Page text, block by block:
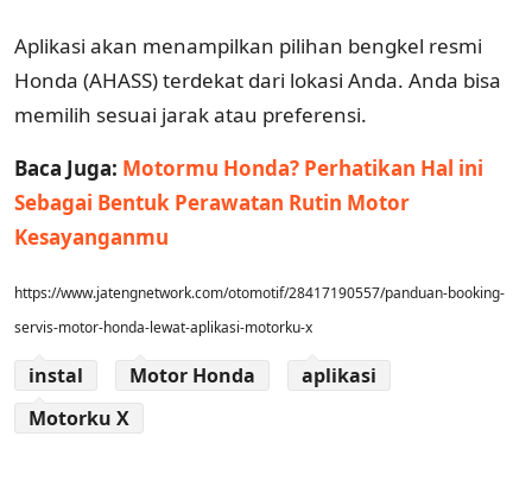
Aplikasi akan menampilkan pilihan bengkel resmi
Honda (AHASS) terdekat dari lokasi Anda. Anda bisa
memilih sesuai jarak atau preferensi.
Baca Juga: Motormu Honda? Perhatikan Hal ini
Sebagai Bentuk Perawatan Rutin Motor
Kesayanganmu
https://www.jatengnetwork.com/otomotif/28417190557/panduan-booking-
servis-motor-honda-lewat-aplikasi-motorku-x
instal Motor Honda
aplikasi
Motorku X